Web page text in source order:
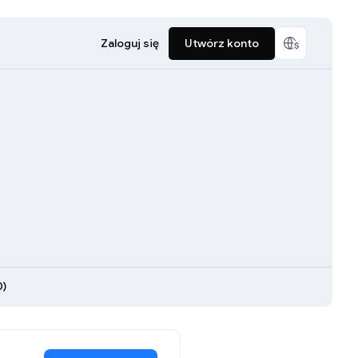
Zaloguj się Utwórz konto